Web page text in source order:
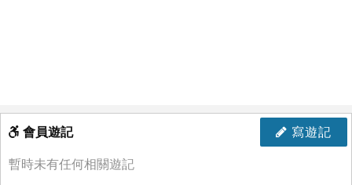
寫遊記
會員遊記
暫時未有任何相關遊記